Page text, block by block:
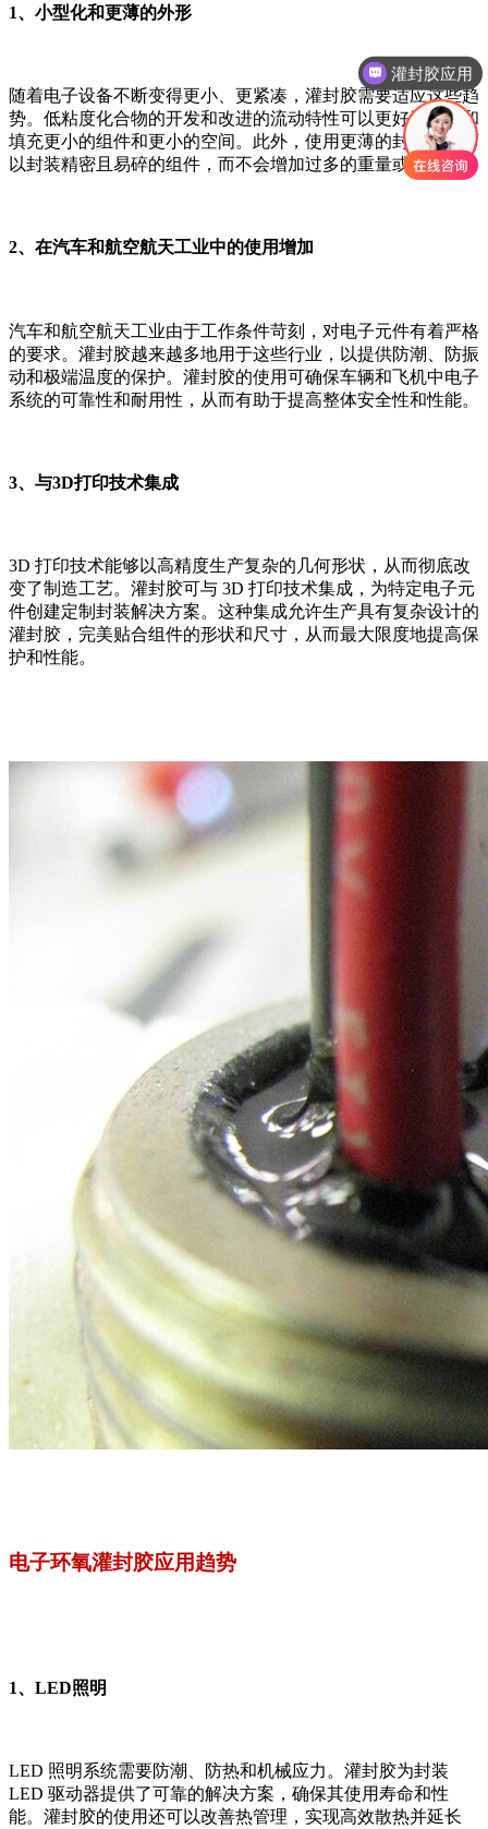
1、小型化和更薄的外形
随着电子设备不断变得更小、更紧凑，灌封胶需要适应这些趋
势。低粘度化合物的开发和改进的流动特性可以更好地覆盖和
填充更小的组件和更小的空间。此外，使用更薄的封装材料可
以封装精密且易碎的组件，而不会增加过多的重量或体积。
2、在汽车和航空航天工业中的使用增加
汽车和航空航天工业由于工作条件苛刻，对电子元件有着严格
的要求。灌封胶越来越多地用于这些行业，以提供防潮、防振
动和极端温度的保护。灌封胶的使用可确保车辆和飞机中电子
系统的可靠性和耐用性，从而有助于提高整体安全性和性能。
3、与3D打印技术集成
3D 打印技术能够以高精度生产复杂的几何形状，从而彻底改
变了制造工艺。灌封胶可与 3D 打印技术集成，为特定电子元
件创建定制封装解决方案。这种集成允许生产具有复杂设计的
灌封胶，完美贴合组件的形状和尺寸，从而最大限度地提高保
护和性能。
电子环氧灌封胶应用趋势
1、LED照明
LED 照明系统需要防潮、防热和机械应力。灌封胶为封装
LED 驱动器提供了可靠的解决方案，确保其使用寿命和性
能。灌封胶的使用还可以改善热管理，实现高效散热并延长
导热材料